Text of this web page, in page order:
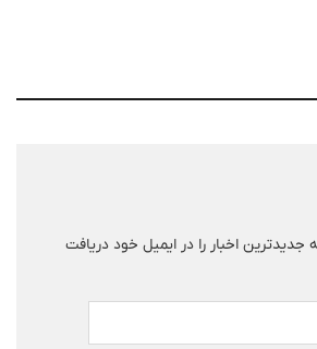
اخبار را در ایمیل خود دریافت